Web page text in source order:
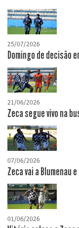
25/07/2026
Domingo de decisão
21/06/2026
Zeca segue vivo na
07/06/2026
Zeca vai a Blumenau
01/06/2026